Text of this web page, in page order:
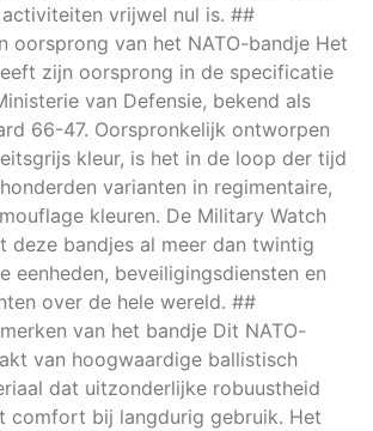
vrijwel nul is. ##
oorsprong van het NATO-bandje Het
zijn oorsprong in de specificatie
van Defensie, bekend als
66-47. Oorspronkelijk ontworpen
kleur, is het in de loop der tijd
varianten in regimentaire,
kleuren. De Military Watch
deze bandjes al meer dan twintig
eenheden, beveiligingsdiensten en
over de hele wereld. ##
van het bandje Dit NATO-
van hoogwaardige ballistisch
dat uitzonderlijke robuustheid
comfort bij langdurig gebruik. Het